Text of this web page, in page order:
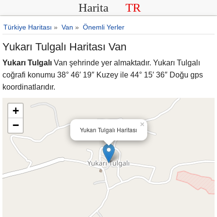
Harita TR
Türkiye Haritası » Van » Önemli Yerler
Yukarı Tulgalı Haritası Van
Yukarı Tulgalı Van şehrinde yer almaktadır. Yukarı Tulgalı
coğrafi konumu 38° 46′ 19″ Kuzey ile 44° 15′ 36″ Doğu gps
koordinatlarıdır.
Yukarı Tulgalı Haritası
×
+
−